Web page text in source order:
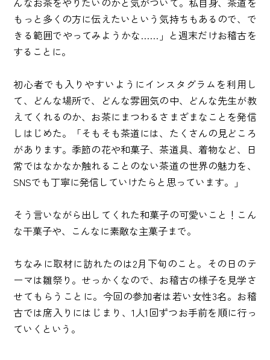
もっと多くの方に伝えたいという気持ちもあるので、で
きる範囲でやってみようかな……」と週末だけお稽古を
することに。
初心者でも入りやすいようにインスタグラムを利用し
て、どんな場所で、どんな雰囲気の中、どんな先生が教
えてくれるのか、お茶にまつわるさまざまなことを発信
しはじめた。「そもそも茶道には、たくさんの見どころ
があります。季節の花や和菓子、茶道具、着物など、日
常ではなかなか触れることのない茶道の世界の魅力を、
SNSでも丁寧に発信していけたらと思っています。」
そう言いながら出してくれた和菓子の可愛いこと！こん
な干菓子や、こんなに素敵な主菓子まで。
ちなみに取材に訪れたのは2月下旬のこと。その日のテ
ーマは雛祭り。せっかくなので、お稽古の様子を見学さ
せてもらうことに。今回の参加者は若い女性3名。お稽
古では席入りにはじまり、1人1回ずつお手前を順に行っ
ていくという。